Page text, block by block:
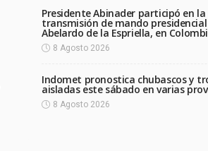
Presidente Abinader participó en la
transmisión de mando
Abelardo de la Espriella, en
8 Agosto 2026
Indomet pronostica chubascos y
aisladas este sábado en varias
8 Agosto 2026